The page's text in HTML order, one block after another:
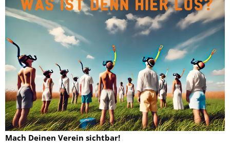
Mach Deinen Verein sichtbar!